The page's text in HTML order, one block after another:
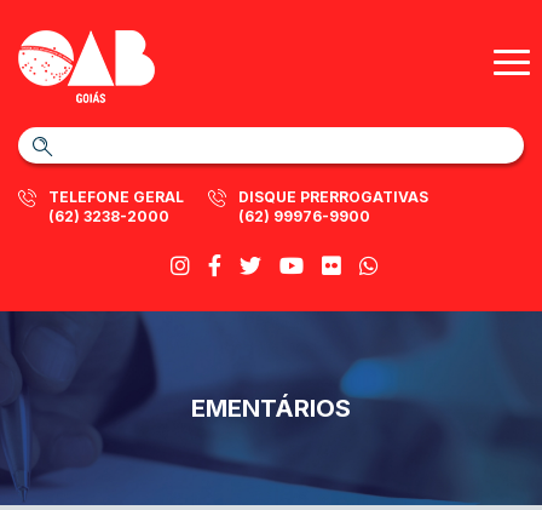
TELEFONE GERAL
(62) 3238-2000
DISQUE PRERROGATIVAS
(62) 99976-9900
EMENTÁRIOS